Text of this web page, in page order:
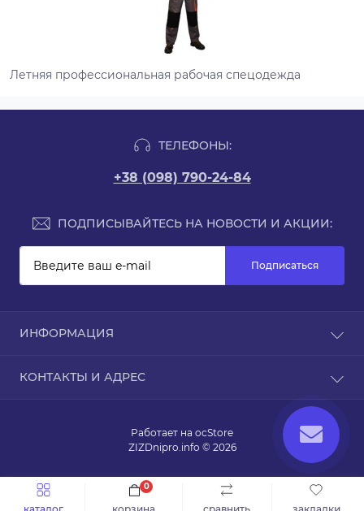
0
Летняя профессиональная рабочая спецодежда
ТЕЛЕФОНЫ:
+38 (098) 790-24-84
ПОДПИСЫВАЙТЕСЬ НА НОВОСТИ И АКЦИИ:
Подписаться
ИНФОРМАЦИЯ
Оплата
КОНТАКТЫ И АДРЕС
50000, Кривой Рог, Днепропетровская область,
zizdnipro.info@gmail.com
Работает на ocStore
ZIZDnipro.info © 2026